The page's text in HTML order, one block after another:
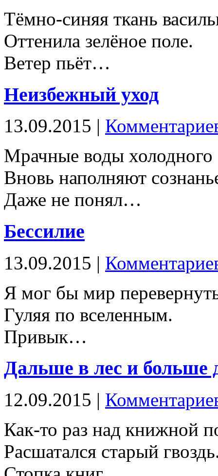
Тёмно-синяя ткань
Оттенила зелёное поле.
Ветер пьёт…
Неизбежный уход
13.09.2015 |
Мрачные воды холодного
Вновь наполняют
Даже не понял…
Бессилие
13.09.2015 |
Я мог бы мир
Гуляя по вселенным.
Привык…
Дальше в лес и больше
12.09.2015 |
Как-то раз над книжной
Расшатался старый